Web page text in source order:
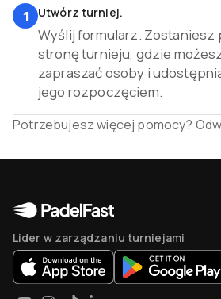
1 Utwórz turniej.
Wyślij formularz. Zostaniesz
stronę turnieju, gdzie
zapraszać osoby i
jego rozpoczęciem.
Potrzebujesz więcej pomocy?
Lider w zarządzaniu turniejami